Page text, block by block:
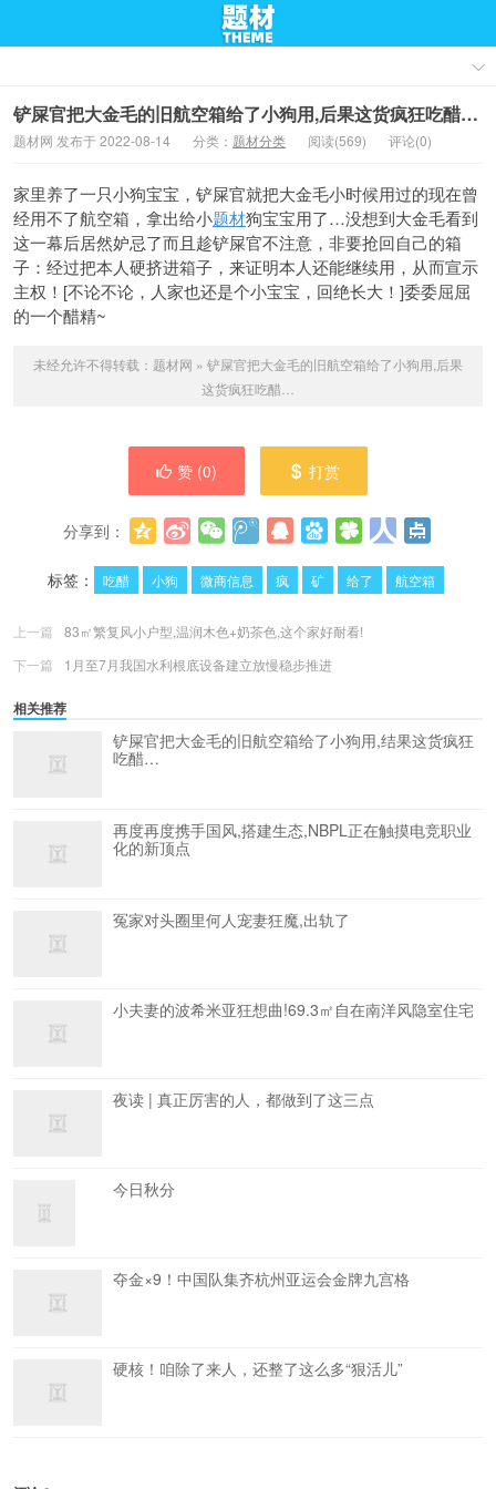
铲屎官把大金毛的旧航空箱给了小狗用,后果这货疯狂吃醋…
题材网 发布于 2022-08-14 分类： 题材分类 阅读(569) 评论(0)
家里养了一只小狗宝宝，铲屎官就把大金毛小时候用过的现在曾
经用不了航空箱，拿出给小题材狗宝宝用了…没想到大金毛看到
这一幕后居然妒忌了而且趁铲屎官不注意，非要抢回自己的箱
子：经过把本人硬挤进箱子，来证明本人还能继续用，从而宣示
主权！[不论不论，人家也还是个小宝宝，回绝长大！]委委屈屈
的一个醋精~
未经允许不得转载： 题材网 » 铲屎官把大金毛的旧航空箱给了小狗用,后果
这货疯狂吃醋…
赞 (0) 打赏
分享到：
标签：
吃醋 小狗 微商信息 疯 矿 给了 航空箱
上一篇
83㎡繁复风小户型,温润木色+奶茶色,这个家好耐看!
下一篇
1月至7月我国水利根底设备建立放慢稳步推进
相关推荐
铲屎官把大金毛的旧航空箱给了小狗用,结果这货疯狂
吃醋…
再度再度携手国风,搭建生态,NBPL正在触摸电竞职业
化的新顶点
冤家对头圈里何人宠妻狂魔,出轨了
小夫妻的波希米亚狂想曲!69.3㎡自在南洋风隐室住宅
夜读 | 真正厉害的人，都做到了这三点
今日秋分
夺金×9！中国队集齐杭州亚运会金牌九宫格
硬核！咱除了来人，还整了这么多“狠活儿”